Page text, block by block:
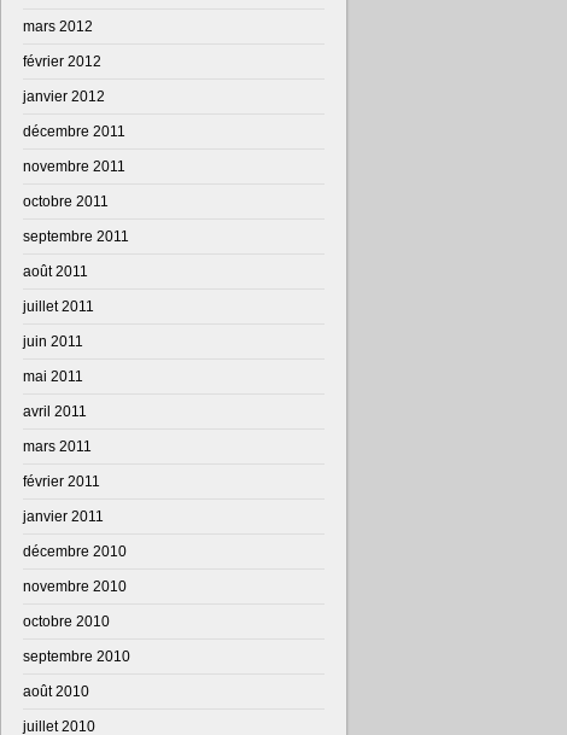
mars 2012
février 2012
janvier 2012
décembre 2011
novembre 2011
octobre 2011
septembre 2011
août 2011
juillet 2011
juin 2011
mai 2011
avril 2011
mars 2011
février 2011
janvier 2011
décembre 2010
novembre 2010
octobre 2010
septembre 2010
août 2010
juillet 2010